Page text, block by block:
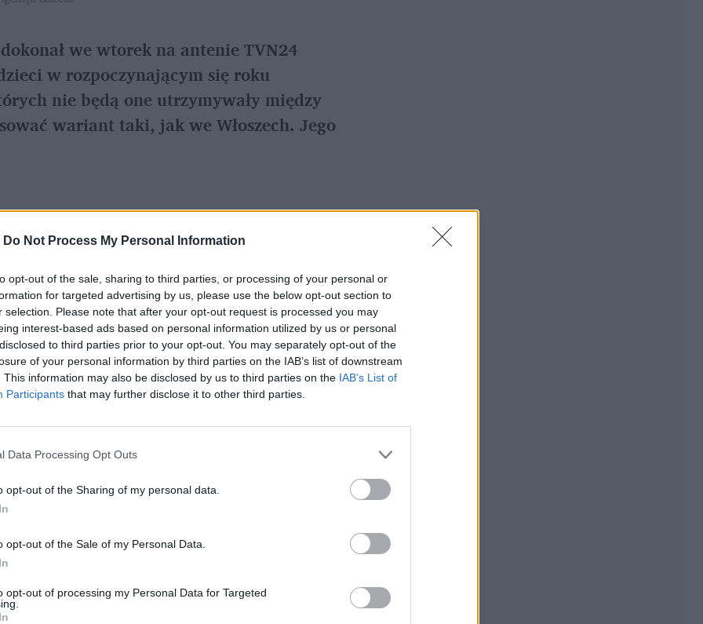
Do Not Process My Personal Information
opt-out of the sale, sharing to third parties, or processing of your personal or
for targeted advertising by us, please use the below opt-out section to
selection. Please note that after your opt-out request is processed you may
interest-based ads based on personal information utilized by us or personal
to third parties prior to your opt-out. You may separately opt-out of the
of your personal information by third parties on the IAB’s list of downstream
This information may also be disclosed by us to third parties on the IAB’s List of
Participants that may further disclose it to other third parties.
Data Processing Opt Outs
opt-out of the Sharing of my personal data.
opt-out of the Sale of my Personal Data.
opt-out of processing my Personal Data for Targeted
we wtorek na antenie TVN24
w rozpoczynającym się roku
nie będą one utrzymywały między
wariant taki, jak we Włoszech. Jego
edukowane i wychowywane w
i są najlepiej przygotowane do tego, by być
mówił w TVN24
Rzecznik Praw Dziecka
posłanie dzieci do szkół1 wrześnianie
iż rząd przerzucił odpowiedzialność w
uczniów.